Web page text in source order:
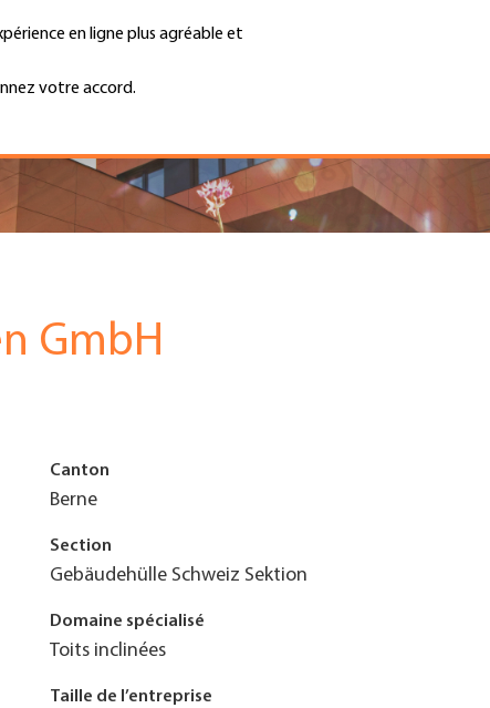
en ligne plus agréable et
votre accord.
Top
Menu
GmbH
Canton
Berne
Section
Gebäudehülle Schweiz Sektion
Domaine spécialisé
Toits inclinées
Taille de l’entreprise